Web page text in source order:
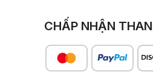
CHẤP NHẬN